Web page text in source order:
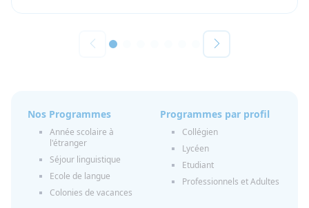
Nos Programmes
Année scolaire à
l'étranger
Séjour linguistique
Ecole de langue
Colonies de vacances
Programmes par profil
Collégien
Lycéen
Etudiant
Professionnels et Adultes